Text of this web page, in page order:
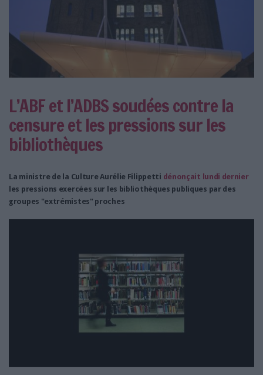
L’ABF et l’ADBS soudées contre la
censure et les pressions sur les
bibliothèques
La ministre de la Culture Aurélie Filippetti dénonçait lundi dernier
les pressions exercées sur les bibliothèques publiques par des
groupes "extrémistes" proches